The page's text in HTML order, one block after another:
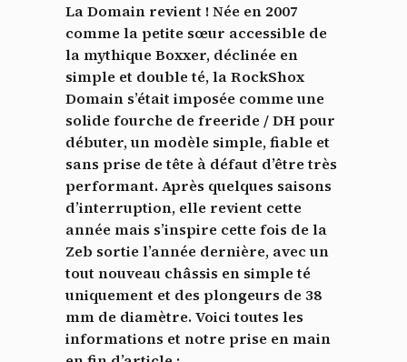
La Domain revient ! Née en 2007
comme la petite sœur accessible de
la mythique Boxxer, déclinée en
simple et double té, la RockShox
Domain s’était imposée comme une
solide fourche de freeride / DH pour
débuter, un modèle simple, fiable et
sans prise de tête à défaut d’être très
performant. Après quelques saisons
d’interruption, elle revient cette
année mais s’inspire cette fois de la
Zeb sortie l’année dernière, avec un
tout nouveau châssis en simple té
uniquement et des plongeurs de 38
mm de diamètre. Voici toutes les
informations et notre prise en main